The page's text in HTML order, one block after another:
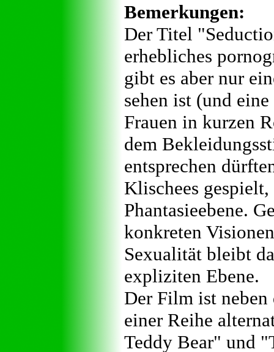
Bemerkungen:
Der Titel
erhebliches
gibt es aber nur
sehen ist (und
Frauen in kurzen
dem
entsprechen
Klischees
Phantasieebene.
konkreten
Sexualität bleibt
expliziten Ebene.
Der Film ist
einer Reihe
Teddy Bear" und